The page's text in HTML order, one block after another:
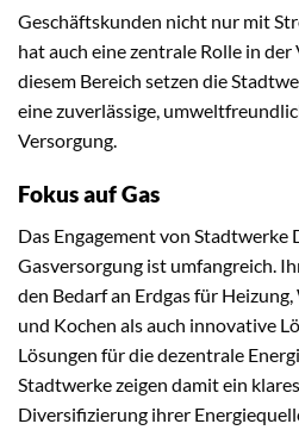
Geschäftskunden nicht nur mit
hat auch eine zentrale Rolle in der
diesem Bereich setzen die
eine zuverlässige,
Versorgung.
Fokus auf Gas
Das Engagement von Stadtwerke
Gasversorgung ist umfangreich.
den Bedarf an Erdgas für
und Kochen als auch innovative
Lösungen für die dezentrale
Stadtwerke zeigen damit ein
Diversifizierung ihrer